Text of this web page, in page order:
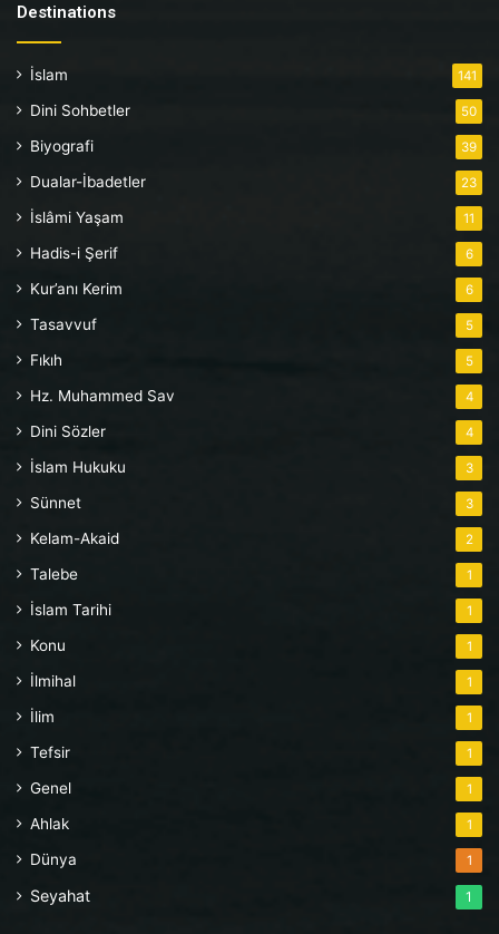
Destinations
İslam 141
Dini Sohbetler 50
Biyografi 39
Dualar-İbadetler 23
İslâmi Yaşam 11
Hadis-i Şerif 6
Kur’anı Kerim 6
Tasavvuf 5
Fıkıh 5
Hz. Muhammed Sav 4
Dini Sözler 4
İslam Hukuku 3
Sünnet 3
Kelam-Akaid 2
Talebe 1
İslam Tarihi 1
Konu 1
İlmihal 1
İlim 1
Tefsir 1
Genel 1
Ahlak 1
Dünya 1
Seyahat 1